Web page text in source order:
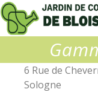
6 Rue de
Sologne